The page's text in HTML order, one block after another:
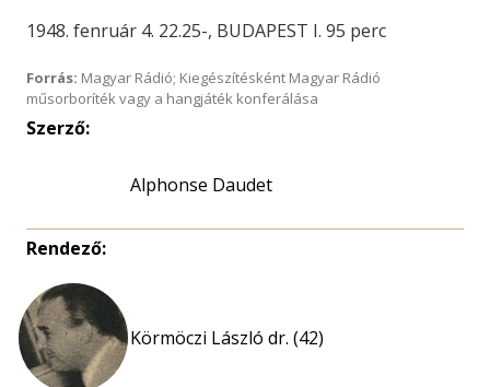
1948. fenruár 4. 22.25-, BUDAPEST I. 95 perc
Forrás: Magyar Rádió; Kiegészítésként Magyar Rádió
műsorboríték vagy a hangjáték konferálása
Szerző:
Alphonse Daudet
Rendező:
Körmöczi László dr. (42)